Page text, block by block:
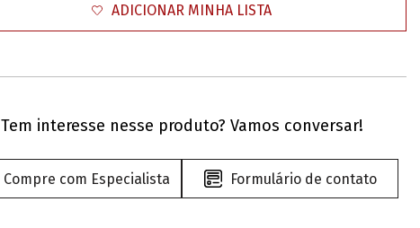
ADICIONAR MINHA LISTA
Tem interesse nesse produto? Vamos conversar!
Compre com Especialista Formulário de contato